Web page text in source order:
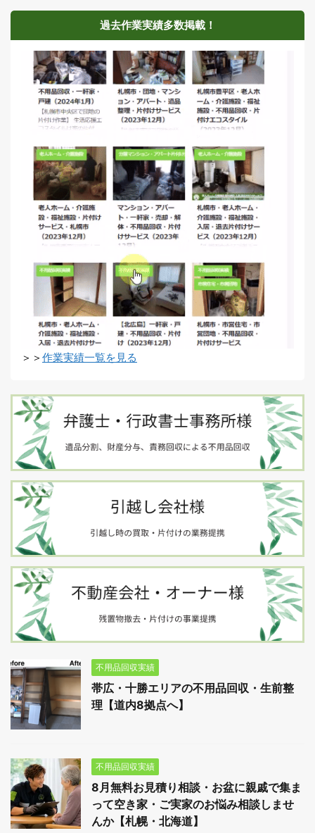
過去作業実績多数掲載！
＞＞ 作業実績一覧を見る
不用品回収実績
帯広・十勝エリアの不用品回収・生前整
理【道内8拠点へ】
不用品回収実績
8月無料お見積り相談・お盆に親戚で集ま
って空き家・ご実家のお悩み相談しませ
んか【札幌・北海道】